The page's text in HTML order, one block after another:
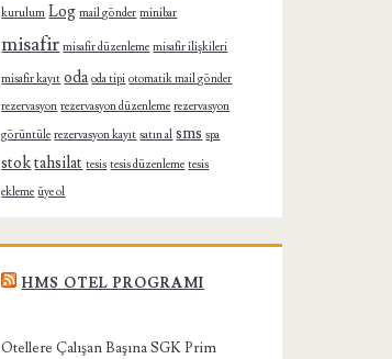
kurulum Log mail gönder minibar
misafir misafir düzenleme misafir ilişkileri
misafir kayıt oda oda tipi otomatik mail gönder
rezervasyon rezervasyon düzenleme rezervasyon
görüntüle rezervasyon kayıt satın al sms spa
stoktahsilat tesis tesis düzenleme tesis
ekleme üye ol
HMS OTEL PROGRAMI
Otellere Çalışan Başına SGK Prim